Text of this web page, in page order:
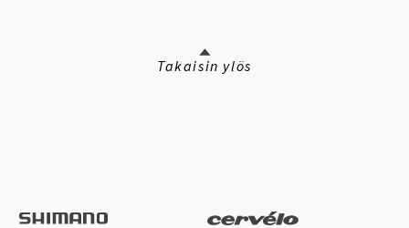
Takaisin ylös